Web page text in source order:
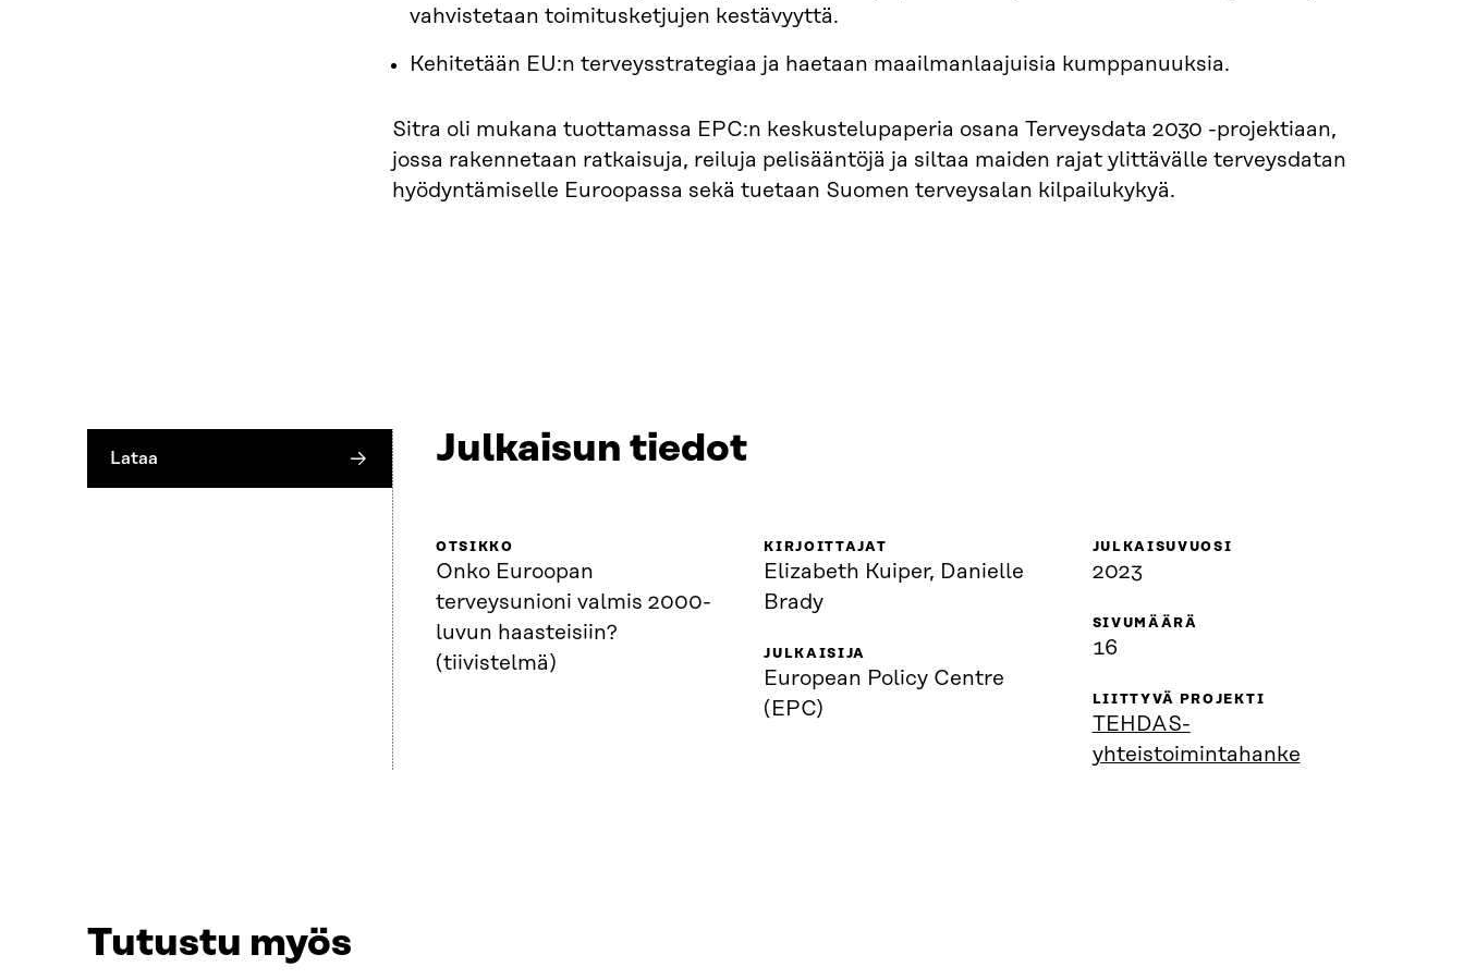
vahvistetaan toimitusketjujen kestävyyttä.
Kehitetään EU:n terveysstrategiaa ja haetaan maailmanlaajuisia kumppanuuksia.
Sitra oli mukana tuottamassa EPC:n keskustelupaperia osana Terveysdata 2030 -projektiaan,
jossa rakennetaan ratkaisuja, reiluja pelisääntöjä ja siltaa maiden rajat ylittävälle terveysdatan
hyödyntämiselle Euroopassa sekä tuetaan Suomen terveysalan kilpailukykyä.
Lataa Julkaisun tiedot
OTSIKKO
Onko Euroopan
terveysunioni valmis 2000-
luvun haasteisiin?
(tiivistelmä)
KIRJOITTAJAT
Elizabeth Kuiper, Danielle
Brady
JULKAISIJA
European Policy Centre
(EPC)
JULKAISUVUOSI
2023
SIVUMÄÄRÄ
16
LIITTYVÄ PROJEKTI
TEHDAS-
yhteistoimintahanke
Tutustu myös